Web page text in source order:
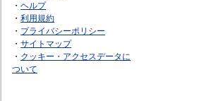
・ ヘルプ
・ 利用規約
・ プライバシーポリシー
・ サイトマップ
・ クッキー・アクセスデータに
ついて